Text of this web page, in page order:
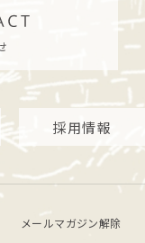
採用情報
メールマガジン解除